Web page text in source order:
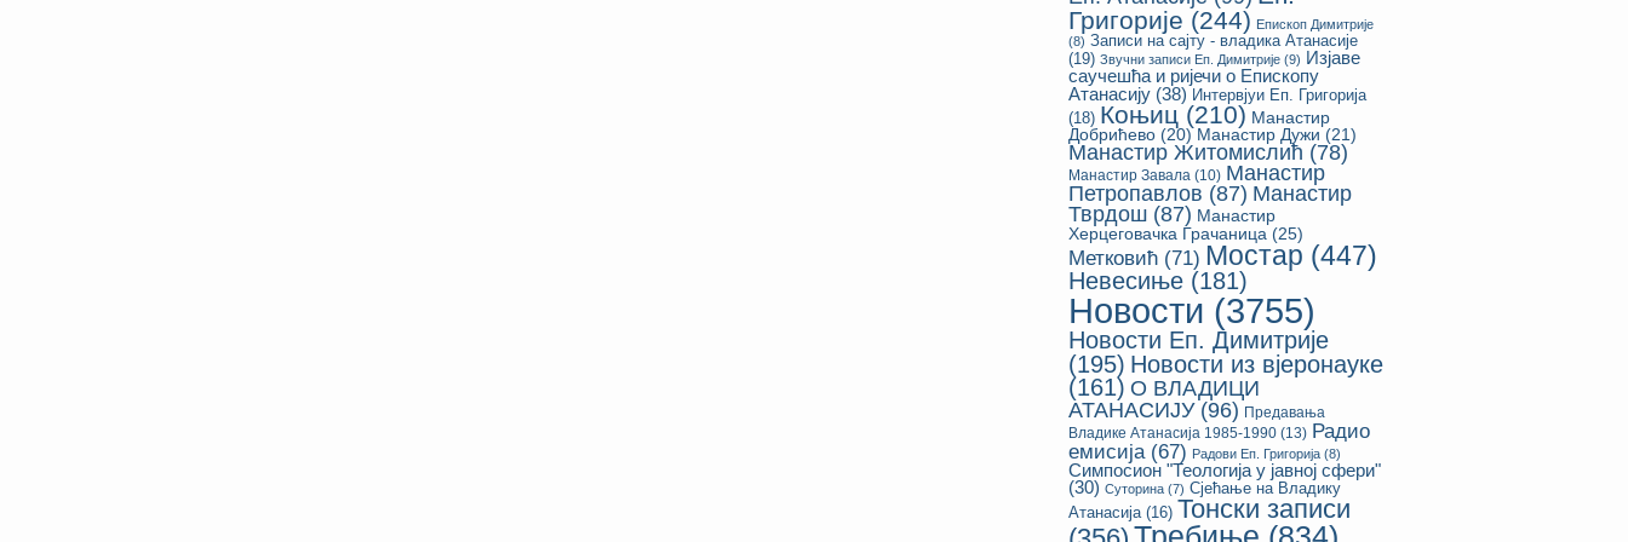
Григорије (244) Епископ Димитрије
(8) Записи на сајту - владика Атанасије
(19) Звучни записи Еп. Димитрије (9) Изјаве
саучешћа и ријечи о Епископу
Атанасију (38) Интервјуи Еп. Григорија
(18) Коњиц (210) Манастир
Добрићево (20) Манастир Дужи (21)
Манастир Житомислић (78)
Манастир Завала (10) Манастир
Петропавлов (87) Манастир
Тврдош (87) Манастир
Херцеговачка Грачаница (25)
Метковић (71) Мостар (447)
Невесиње (181)
Новости (3755)
Новости Еп. Димитрије
(195) Новости из вјеронауке
(161) О ВЛАДИЦИ
АТАНАСИЈУ(96) Предавања
Владике Атанасија 1985-1990 (13) Радио
емисија(67) Радови Еп. Григорија (8)
Симпосион "Теологија у јавној сфери"
(30) Суторина (7) Сјећање на Владику
Атанасија(16) Тонски записи